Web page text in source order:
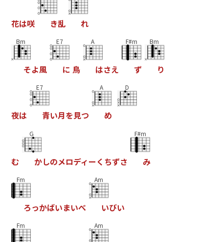
花は咲 き乱 れ
Bm
そよ風
E7
に 鳥
A
はさえ
F#m
ず
Bm
り
夜は
E7
青い月を見つ
A
め
D
む
G
かしのメロディー く ちずさ
F#m
み
Fm
ろっかばいまいべ
Am
いびい
Fm Am